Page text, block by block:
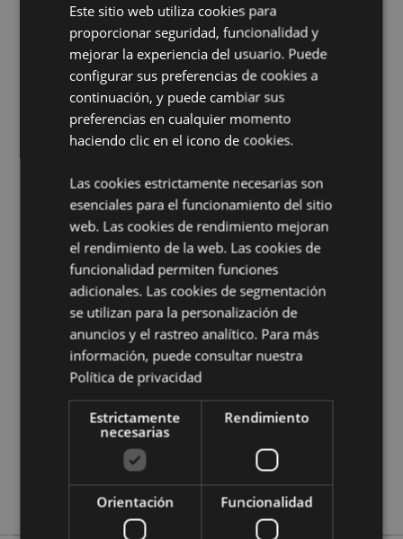
Anillos de Estado de Ánimo Animales Bichos y Flores del
Material:Zinc - Imitación Rodio
Marcado CE:Si
No Apto de: 0 - 3 Años
Información complementaria:
¿Quieres saber más acerca de los métodos de trabajo
de Puckator?Encuentra todo lo que necesitas saber
en laguía de compra del cliente.
Características del Producto
Información
Diámetro 1.5cm
5055071646188
1800
0.006000
No
Este sitio web utiliza cookies para
proporcionar seguridad, funcionalidad y
mejorar la experiencia del usuario. Puede
configurar sus preferencias de cookies a
continuación, y puede cambiar sus
preferencias en cualquier momento
haciendo clic en el icono de cookies.
Las cookies estrictamente necesarias son
esenciales para el funcionamiento del sitio
web. Las cookies de rendimiento mejoran
el rendimiento de la web. Las cookies de
funcionalidad permiten funciones
adicionales. Las cookies de segmentación
se utilizan para la personalización de
anuncios y el rastreo analítico. Para más
información, puede consultar nuestra
Política de privacidad
Estrictamente
necesarias
Rendimiento
Orientación Funcionalidad